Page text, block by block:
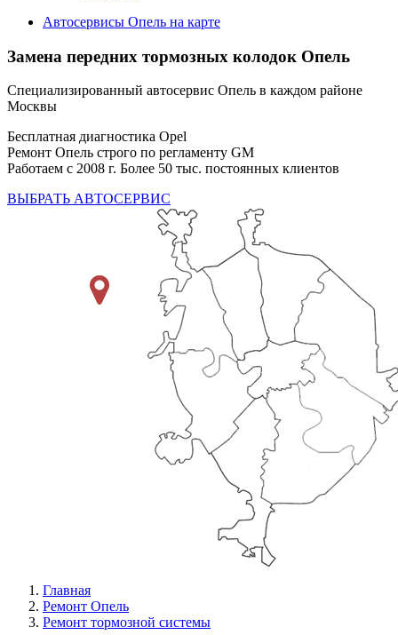
Автосервисы Опель на карте
Замена передних тормозных колодок Опель
Специализированный автосервис Опель в каждом районе
Москвы
Бесплатная диагностика Opel
Ремонт Опель строго по регламенту GM
Работаем с 2008 г. Более 50 тыс. постоянных клиентов
ВЫБРАТЬ АВТОСЕРВИС
Главная
Ремонт Опель
Ремонт тормозной системы